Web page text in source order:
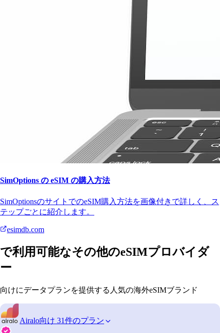
SimOptions の eSIM の購入方法
SimOptionsのサイトでのeSIM購入方法を画像付きで詳しく、ス
テップごとに紹介します。
esimdb.com
で利用可能なその他のeSIMプロバイダ
ー
向けにデータプランを提供する人気の海外eSIMブランド
Airalo向け 31件のプラン